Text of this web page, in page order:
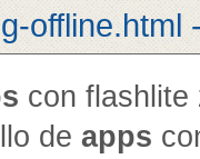
offline.html
s con
de apps